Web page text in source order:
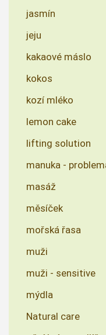
jasmín
jeju
kakaové máslo
kokos
kozí mléko
lemon cake
lifting solution
manuka -
masáž
měsíček
mořská řasa
muži
muži - sensitive
mýdla
Natural care